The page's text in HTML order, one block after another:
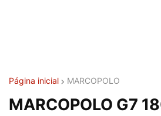
Página inicial MARCOPOLO
MARCOPOLO G7